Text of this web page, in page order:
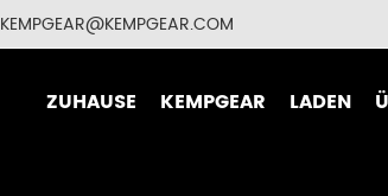
KEMPGEAR@KEMPGEAR.COM
ZUHAUSE KEMPGEAR LADEN